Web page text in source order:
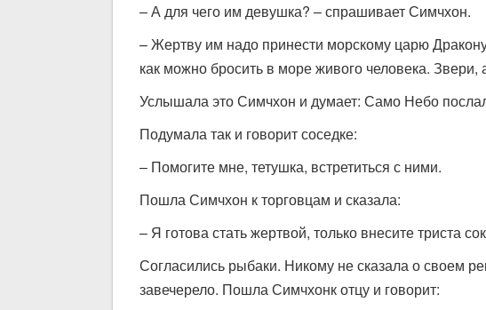
– А для чего им девушка? – спрашивает Симчхон.
– Жертву им надо принести морскому царю
как можно бросить в море живого человека. Звери,
Услышала это Симчхон и думает: Само Небо
Подумала так и говорит соседке:
– Помогите мне, тетушка, встретиться с ними.
Пошла Симчхон к торговцам и сказала:
– Я готова стать жертвой, только внесите триста
Согласились рыбаки. Никому не сказала о своем
завечерело. Пошла Симчхонк отцу и говорит: